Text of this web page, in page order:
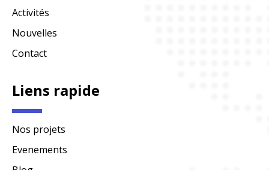
Activités
Nouvelles
Contact
Liens rapide
Nos projets
Evenements